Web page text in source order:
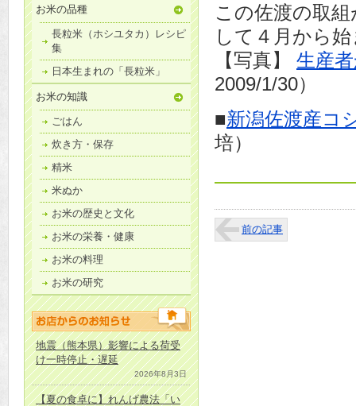
お米の品種
長粒米（ホシユタカ）レシピ
集
日本生まれの「長粒米」
お米の知識
ごはん
炊き方・保存
精米
米ぬか
お米の歴史と文化
お米の栄養・健康
お米の料理
お米の研究
地震（熊本県）影響による荷受
け一時停止・遅延
2026年8月3日
【夏の食卓に】れんげ農法「い
この佐渡の取
して４月から
【写真】 生産
2009/1/30）
■新潟佐渡産コ
培）
前の記事